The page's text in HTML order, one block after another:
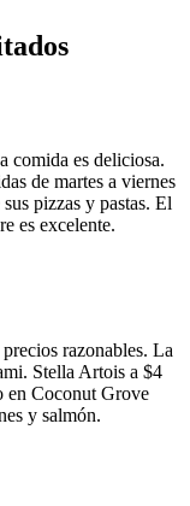
comida es deliciosa.
de martes a viernes
pizzas y pastas. El
es excelente.
razonables. La
Stella Artois a $4
en Coconut Grove
y salmón.